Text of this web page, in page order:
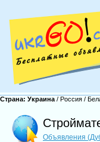
Страна: Украина / Россия /
Объявления